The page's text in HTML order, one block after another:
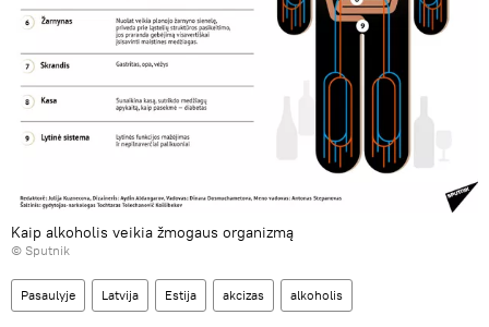
Kaip alkoholis veikia žmogaus organizmą
© Sputnik
Pasaulyje Latvija Estija akcizas alkoholis